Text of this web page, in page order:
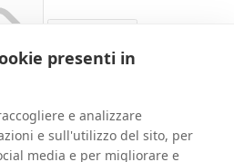
Evidenzia link
presenti in
e analizzare
e sull'utilizzo del sito, per
media e per migliorare e